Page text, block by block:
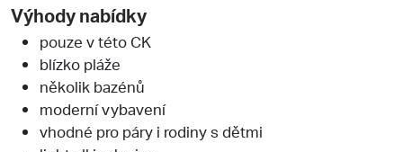
Výhody nabídky
pouze v této CK
blízko pláže
několik bazénů
moderní vybavení
vhodné pro páry i rodiny s dětmi